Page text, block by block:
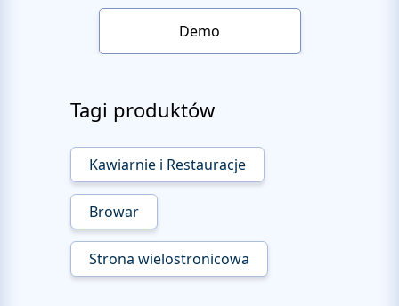
Demo
Tagi produktów
Kawiarnie i Restauracje
Browar
Strona wielostronicowa